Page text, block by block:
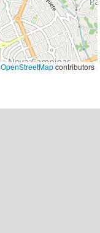
OpenStreetMapcontributors